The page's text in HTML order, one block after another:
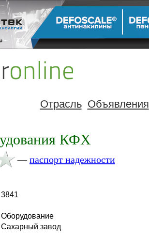
Отрасль Объявления
КФХ
—паспорт надежности
3841
Оборудование
Сахарный завод